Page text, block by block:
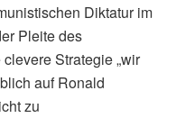
Diktatur im
Pleite des
Strategie „wir
auf Ronald
zu